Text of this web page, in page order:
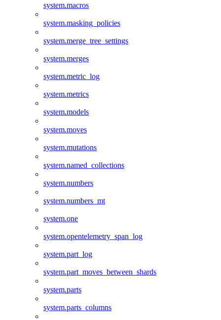
system.macros
system.masking_policies
system.merge_tree_settings
system.merges
system.metric_log
system.metrics
system.models
system.moves
system.mutations
system.named_collections
system.numbers
system.numbers_mt
system.one
system.opentelemetry_span_log
system.part_log
system.part_moves_between_shards
system.parts
system.parts_columns